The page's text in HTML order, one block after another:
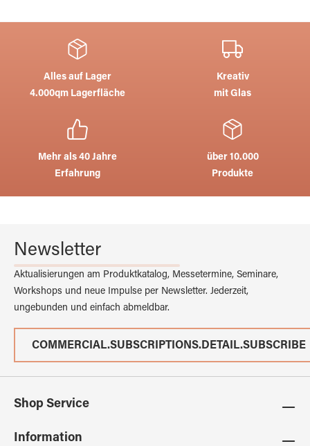
Alles auf Lager
4.000qm Lagerfläche
Kreativ
mit Glas
Mehr als 40 Jahre
Erfahrung
über 10.000
Produkte
Newsletter
Aktualisierungen am Produktkatalog, Messetermine, Seminare,
Workshops und neue Impulse per Newsletter. Jederzeit,
ungebunden und einfach abmeldbar.
COMMERCIAL.SUBSCRIPTIONS.DETAIL.SUBSCRIBE
Shop Service
Information